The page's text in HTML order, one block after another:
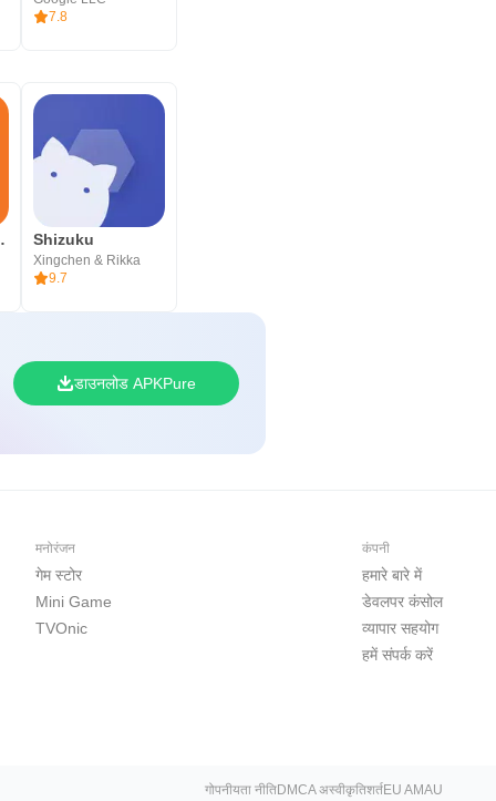
7.8
Shizuku
Xingchen & Rikka
9.7
डाउनलोड APKPure
मनोरंजन
गेम स्टोर
Mini Game
TVOnic
कंपनी
हमारे बारे में
डेवलपर कंसोल
व्यापार सहयोग
हमें संपर्क करें
गोपनीयता नीतिDMCA अस्वीकृतिशर्तEU AMAU